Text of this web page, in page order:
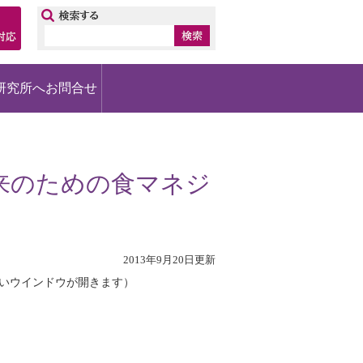
究所へお問合せ
のための食マネジ
2013年9月20日更新
ウインドウが開きます）